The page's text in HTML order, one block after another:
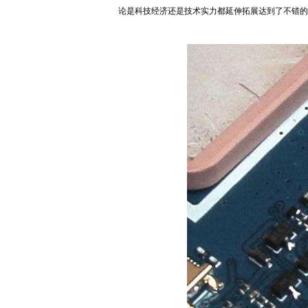
论是科技经济还是技术实力都延伸拓展达到了不错